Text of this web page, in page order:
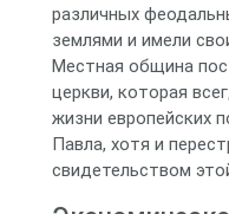
различных
землями и имели
Местная община
церкви, которая
жизни европейских
Павла, хотя и
свидетельством